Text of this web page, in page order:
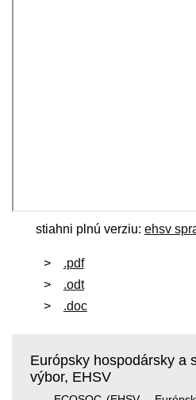
stiahni plnú verziu: ehsv
.pdf
.odt
.doc
Európsky hospodársky a
výbor, EHSV